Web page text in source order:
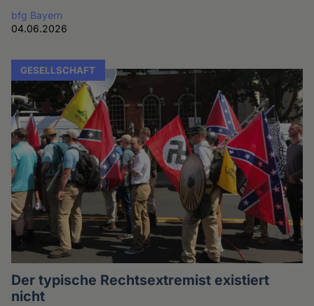
bfg Bayern
04.06.2026
GESELLSCHAFT
Der typische Rechtsextremist existiert
nicht